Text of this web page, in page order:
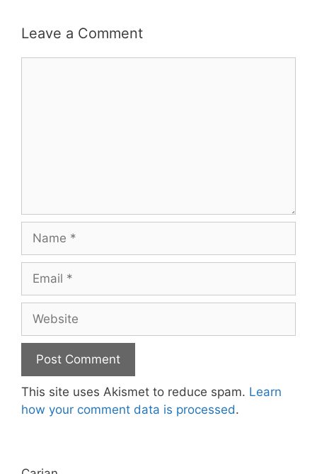
Leave a Comment
This site uses Akismet to reduce spam. Learn
how your comment data is processed.